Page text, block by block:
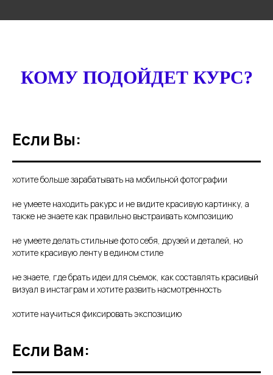
КОМУ ПОДОЙДЕТ КУРС?
Если Вы:
хотите больше зарабатывать на мобильной фотографии
не умеете находить ракурс и не видите красивую картинку, а
также не знаете как правильно выстраивать композицию
не умеете делать стильные фото себя, друзей и деталей, но
хотите красивую ленту в едином стиле
не знаете, где брать идеи для съемок, как составлять красивый
визуал в инстаграм и хотите развить насмотренность
хотите научиться фиксировать экспозицию
Если Вам: